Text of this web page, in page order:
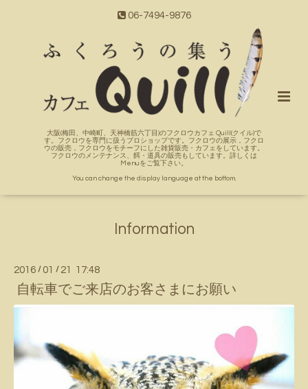
06-7494-9876
大阪(梅田、中崎町、天神橋筋六丁目)のフクロウカフェ Quill(クイル)で
す。フクロウを専門に扱うプロショップです。フクロウの展示，フクロ
ウの販売，フクロウをモチーフにした雑貨販売・カフェをしています。
フクロウのメンテナンス、餌・道具の販売もしています。詳しくは
Menuをご覧下さい。
You can change the display language at the bottom.
Information
2016 / 01 / 21 17:48
自転車でご来店のお客さまにお願い